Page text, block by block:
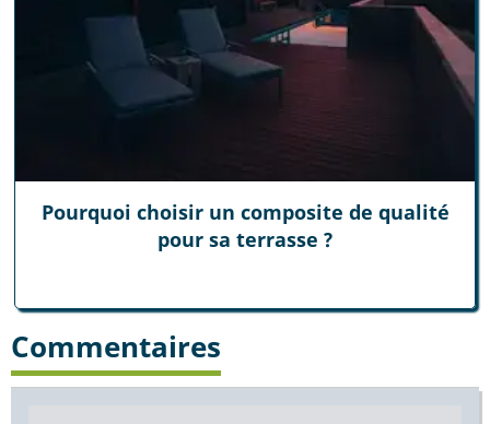
Pourquoi choisir un composite de qualité
pour sa terrasse ?
Commentaires